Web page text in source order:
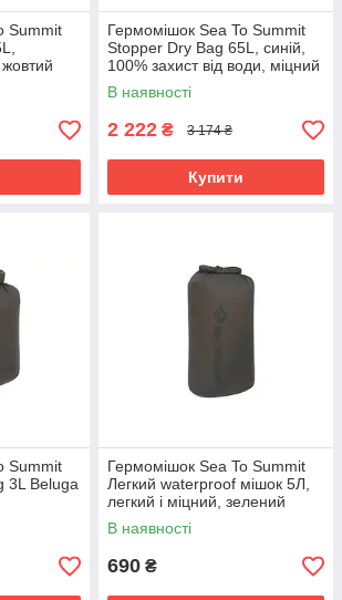
Summit
Гермомішок Sea To Summit
Stopper Dry Bag 65L, синій,
100% захист від води, міцний
В наявності
2 222 ₴ 3 174 ₴
Купити
Summit
3L Beluga
Гермомішок Sea To Summit
Легкий waterproof мішок 5Л,
легкий і міцний, зелений
В наявності
690 ₴